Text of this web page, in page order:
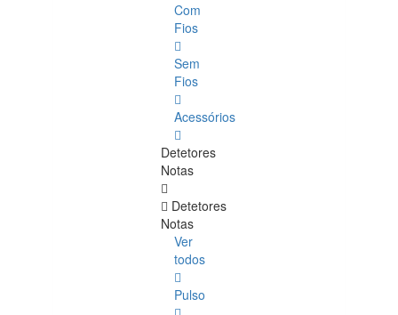
Com
Fios
Sem
Fios
Acessórios
Detetores
Notas
Detetores
Notas
Ver
todos
Pulso